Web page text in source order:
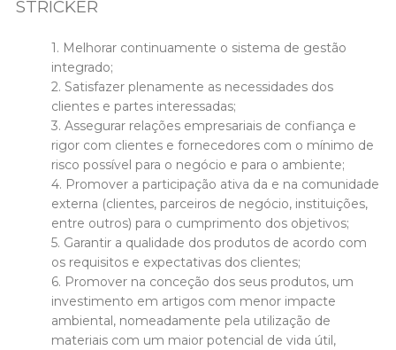
STRICKER
1. Melhorar continuamente o sistema de gestão
integrado;
2. Satisfazer plenamente as necessidades dos
clientes e partes interessadas;
3. Assegurar relações empresariais de confiança e
rigor com clientes e fornecedores com o mínimo de
risco possível para o negócio e para o ambiente;
4. Promover a participação ativa da e na comunidade
externa (clientes, parceiros de negócio, instituições,
entre outros) para o cumprimento dos objetivos;
5. Garantir a qualidade dos produtos de acordo com
os requisitos e expectativas dos clientes;
6. Promover na conceção dos seus produtos, um
investimento em artigos com menor impacte
ambiental, nomeadamente pela utilização de
materiais com um maior potencial de vida útil,